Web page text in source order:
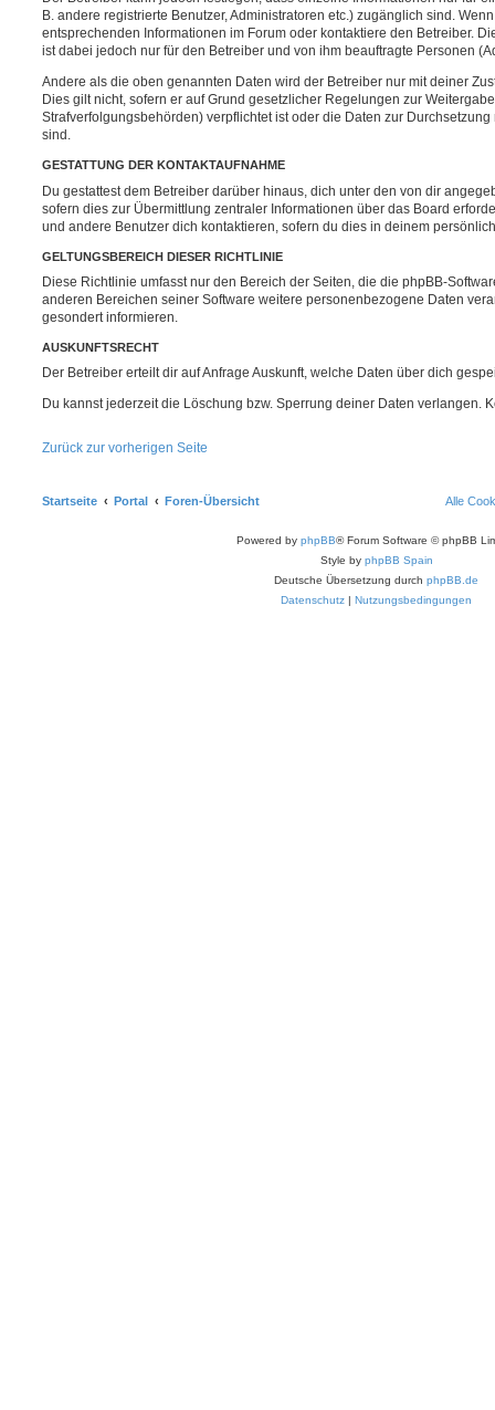
B. andere registrierte Benutzer, Administratoren etc.) zugänglich sind.
entsprechenden Informationen im Forum oder kontaktiere den Betreiber.
ist dabei jedoch nur für den Betreiber und von ihm beauftragte Personen
Andere als die oben genannten Daten wird der Betreiber nur mit deiner
Dies gilt nicht, sofern er auf Grund gesetzlicher Regelungen zur
Strafverfolgungsbehörden) verpflichtet ist oder die Daten zur
sind.
GESTATTUNG DER KONTAKTAUFNAHME
Du gestattest dem Betreiber darüber hinaus, dich unter den von dir
sofern dies zur Übermittlung zentraler Informationen über das Board
und andere Benutzer dich kontaktieren, sofern du dies in deinem
GELTUNGSBEREICH DIESER RICHTLINIE
Diese Richtlinie umfasst nur den Bereich der Seiten, die die phpBB-
anderen Bereichen seiner Software weitere personenbezogene Daten
gesondert informieren.
AUSKUNFTSRECHT
Der Betreiber erteilt dir auf Anfrage Auskunft, welche Daten über dich
Du kannst jederzeit die Löschung bzw. Sperrung deiner Daten verlangen.
Zurück zur vorherigen Seite
Startseite Portal Foren-Übersicht Alle
Powered by phpBB® Forum Software © phpBB
Style by phpBB Spain
Deutsche Übersetzung durch phpBB.de
Datenschutz | Nutzungsbedingungen